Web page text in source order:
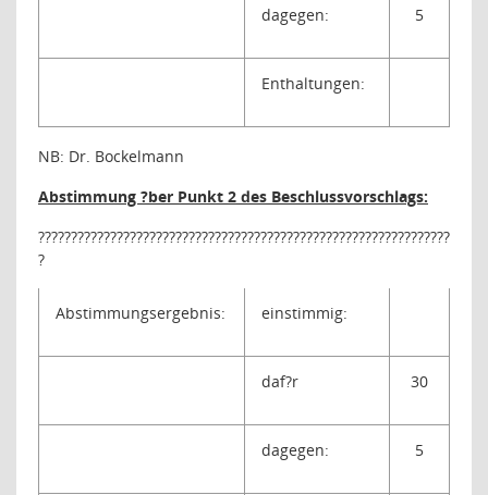
dagegen: 5
Enthaltungen:
NB: Dr. Bockelmann
Abstimmung ?ber Punkt 2 des Beschlussvorschlags:
???????????????????????????????????????????????????????????????
?
Abstimmungsergebnis: einstimmig:
daf?r 30
dagegen: 5